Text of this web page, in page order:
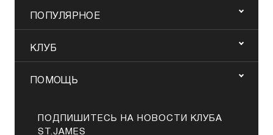
ПОПУЛЯРНОЕ
КЛУБ
ПОМОЩЬ
ПОДПИШИТЕСЬ НА НОВОСТИ КЛУБА
ST.JAMES